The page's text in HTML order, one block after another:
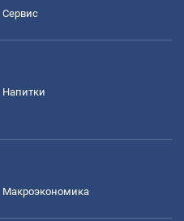
Сервис
Напитки
Mакроэкономика